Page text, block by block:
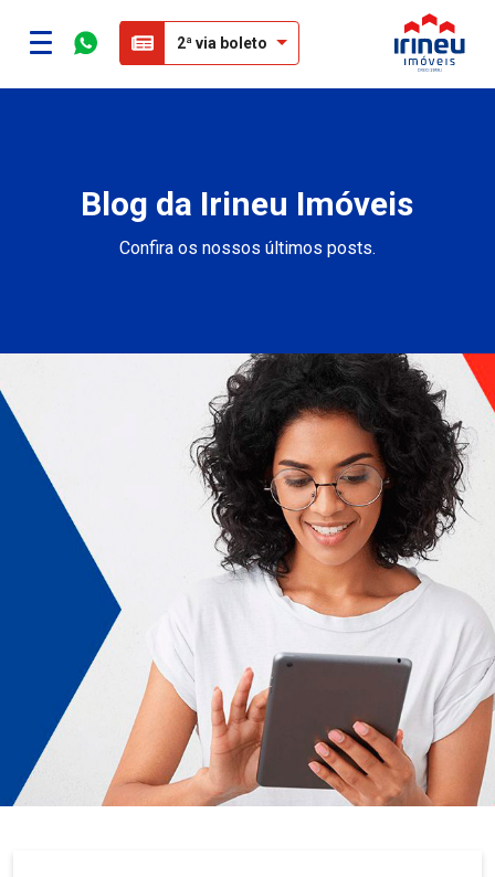
2ª via boleto
Blog da Irineu Imóveis
Confira os nossos últimos posts.